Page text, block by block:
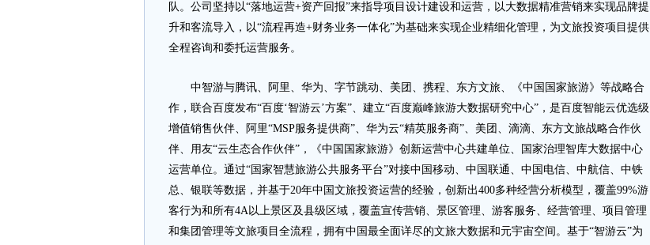
队。公司坚持以“落地运营+资产回报”来指导项目设计建设和运营，以大数据精准营销来实现品牌提
升和客流导入，以“流程再造+财务业务一体化”为基础来实现企业精细化管理，为文旅投资项目提供
全程咨询和委托运营服务。
中智游与腾讯、阿里、华为、字节跳动、美团、携程、东方文旅、《中国国家旅游》等战略合
作，联合百度发布“百度‘智游云’方案”、建立“百度巅峰旅游大数据研究中心”，是百度智能云优选级
增值销售伙伴、阿里“MSP服务提供商”、华为云“精英服务商”、美团、滴滴、东方文旅战略合作伙
伴、用友“云生态合作伙伴”，《中国国家旅游》创新运营中心共建单位、国家治理智库大数据中心
运营单位。通过“国家智慧旅游公共服务平台”对接中国移动、中国联通、中国电信、中航信、中铁
总、银联等数据，并基于20年中国文旅投资运营的经验，创新出400多种经营分析模型，覆盖99%游
客行为和所有4A以上景区及县级区域，覆盖宣传营销、景区管理、游客服务、经营管理、项目管理
和集团管理等文旅项目全流程，拥有中国最全面详尽的文旅大数据和元宇宙空间。基于“智游云”为